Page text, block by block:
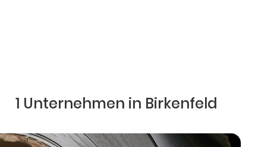
1 Unternehmen in Birkenfeld